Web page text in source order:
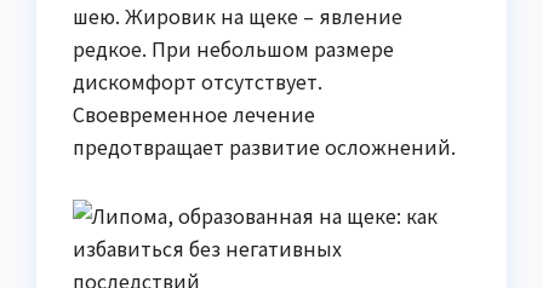
шею. Жировик на щеке – явление
редкое. При небольшом размере
дискомфорт отсутствует.
Своевременное лечение
предотвращает развитие осложнений.